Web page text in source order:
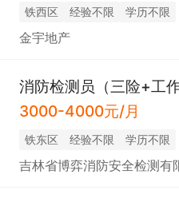
铁西区 经验不限 学历不限
金宇地产
消防检测员（三险+工作
3000-4000元/月
铁东区 经验不限 学历不限
吉林省博弈消防安全检测有